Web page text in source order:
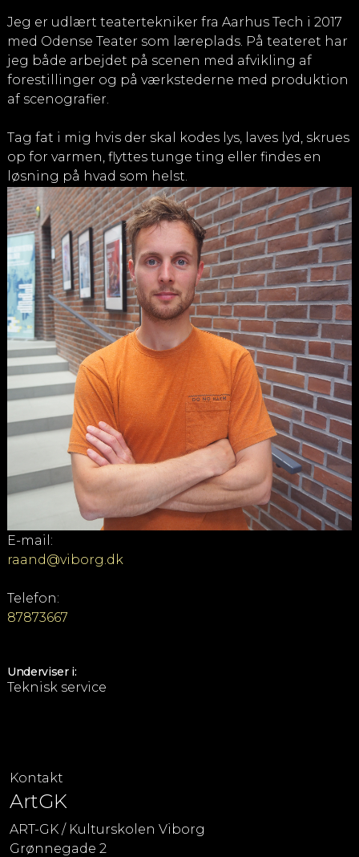
Jeg er udlært teatertekniker fra Aarhus Tech i 2017
med Odense Teater som læreplads. På teateret har
jeg både arbejdet på scenen med afvikling af
forestillinger og på værkstederne med produktion
af scenografier.
Tag fat i mig hvis der skal kodes lys, laves lyd, skrues
op for varmen, flyttes tunge ting eller findes en
løsning på hvad som helst.
E-mail:
raand@viborg.dk
Telefon:
87873667
Underviser i:
Teknisk service
Kontakt
ArtGK
ART-GK / Kulturskolen Viborg
Grønnegade 2